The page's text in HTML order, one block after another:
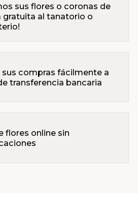
sus flores o coronas de
gratuita al tanatorio o
sus compras fácilmente a
transferencia bancaria
flores online sin